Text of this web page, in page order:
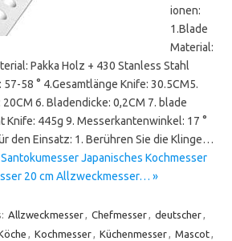
ionen:
1.Blade
Material:
Pakka Holz + 430 Stanless Stahl
57-58 ° 4.Gesamtlänge Knife: 30.5CM5.
6. Bladendicke: 0,2CM 7. blade
Knife: 445g 9. Messerkantenwinkel: 17 °
den Einsatz: 1. Berühren Sie die Klinge…
Japanisches Kochmesser
20 cm Allzweckmesser… »
Allzweckmesser, Chefmesser, deutscher,
, Kochmesser, Küchenmesser, Mascot,